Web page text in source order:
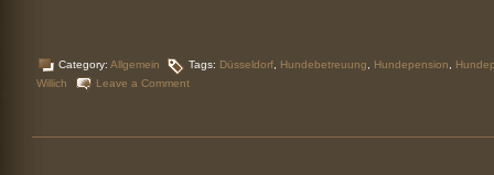
Category: Allgemein Tags: Düsseldorf Hundebetreuung Hundepension
Willich
Leave a Comment